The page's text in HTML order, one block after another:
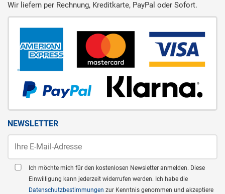
Wir liefern per Rechnung, Kreditkarte, PayPal oder Sofort.
NEWSLETTER
Ich möchte mich für den kostenlosen Newsletter anmelden. Diese
Einwilligung kann jederzeit widerrufen werden. Ich habe die
Datenschutzbestimmungen zur Kenntnis genommen und akzeptiere